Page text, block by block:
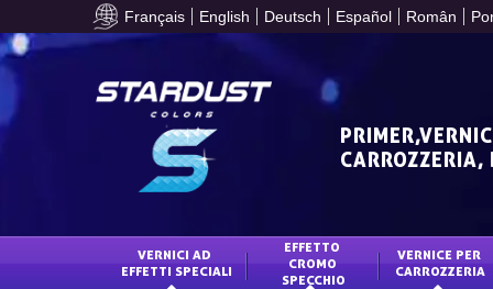
Français English Deutsch Español Român
VERNICI AD
EFFETTI SPECIALI
EFFETTO
CROMO
SPECCHIO
VERNICE PER
CARROZZERIA